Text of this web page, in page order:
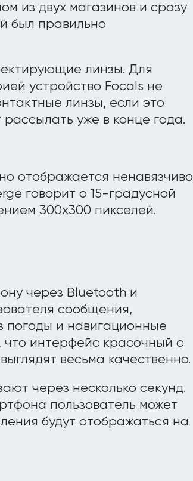
из двух магазинов и сразу
был правильно
линзы. Для
устройство Focals не
линзы, если это
уже в конце года.
отображается ненавязчиво
говорит о 15-градусной
300х300 пикселей.
через Bluetooth и
сообщения,
погоды и навигационные
что интерфейс красочный с
весьма качественно.
через несколько секунд.
пользователь может
будут отображаться на